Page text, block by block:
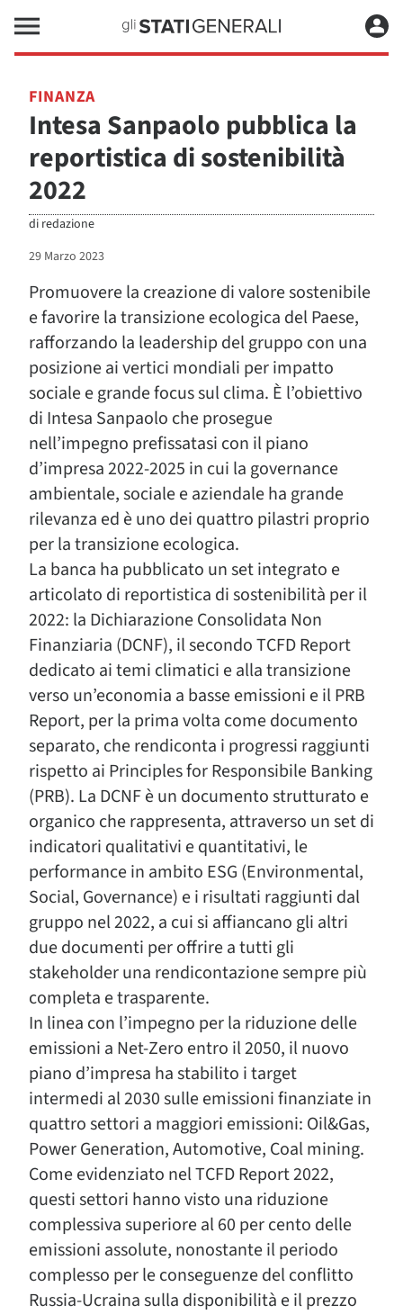
FINANZA
Intesa Sanpaolo pubblica la
reportistica di sostenibilità
2022
di redazione
29 Marzo 2023
Promuovere la creazione di valore sostenibile
e favorire la transizione ecologica del Paese,
rafforzando la leadership del gruppo con una
posizione ai vertici mondiali per impatto
sociale e grande focus sul clima. È l’obiettivo
di Intesa Sanpaolo che prosegue
nell’impegno prefissatasi con il piano
d’impresa 2022-2025 in cui la governance
ambientale, sociale e aziendale ha grande
rilevanza ed è uno dei quattro pilastri proprio
per la transizione ecologica.
La banca ha pubblicato un set integrato e
articolato di reportistica di sostenibilità per il
2022: la Dichiarazione Consolidata Non
Finanziaria (DCNF), il secondo TCFD Report
dedicato ai temi climatici e alla transizione
verso un’economia a basse emissioni e il PRB
Report, per la prima volta come documento
separato, che rendiconta i progressi raggiunti
rispetto ai Principles for Responsibile Banking
(PRB). La DCNF è un documento strutturato e
organico che rappresenta, attraverso un set di
indicatori qualitativi e quantitativi, le
performance in ambito ESG (Environmental,
Social, Governance) e i risultati raggiunti dal
gruppo nel 2022, a cui si affiancano gli altri
due documenti per offrire a tutti gli
stakeholder una rendicontazione sempre più
completa e trasparente.
In linea con l’impegno per la riduzione delle
emissioni a Net-Zero entro il 2050, il nuovo
piano d’impresa ha stabilito i target
intermedi al 2030 sulle emissioni finanziate in
quattro settori a maggiori emissioni: Oil&Gas,
Power Generation, Automotive, Coal mining.
Come evidenziato nel TCFD Report 2022,
questi settori hanno visto una riduzione
complessiva superiore al 60 per cento delle
emissioni assolute, nonostante il periodo
complesso per le conseguenze del conflitto
Russia-Ucraina sulla disponibilità e il prezzo